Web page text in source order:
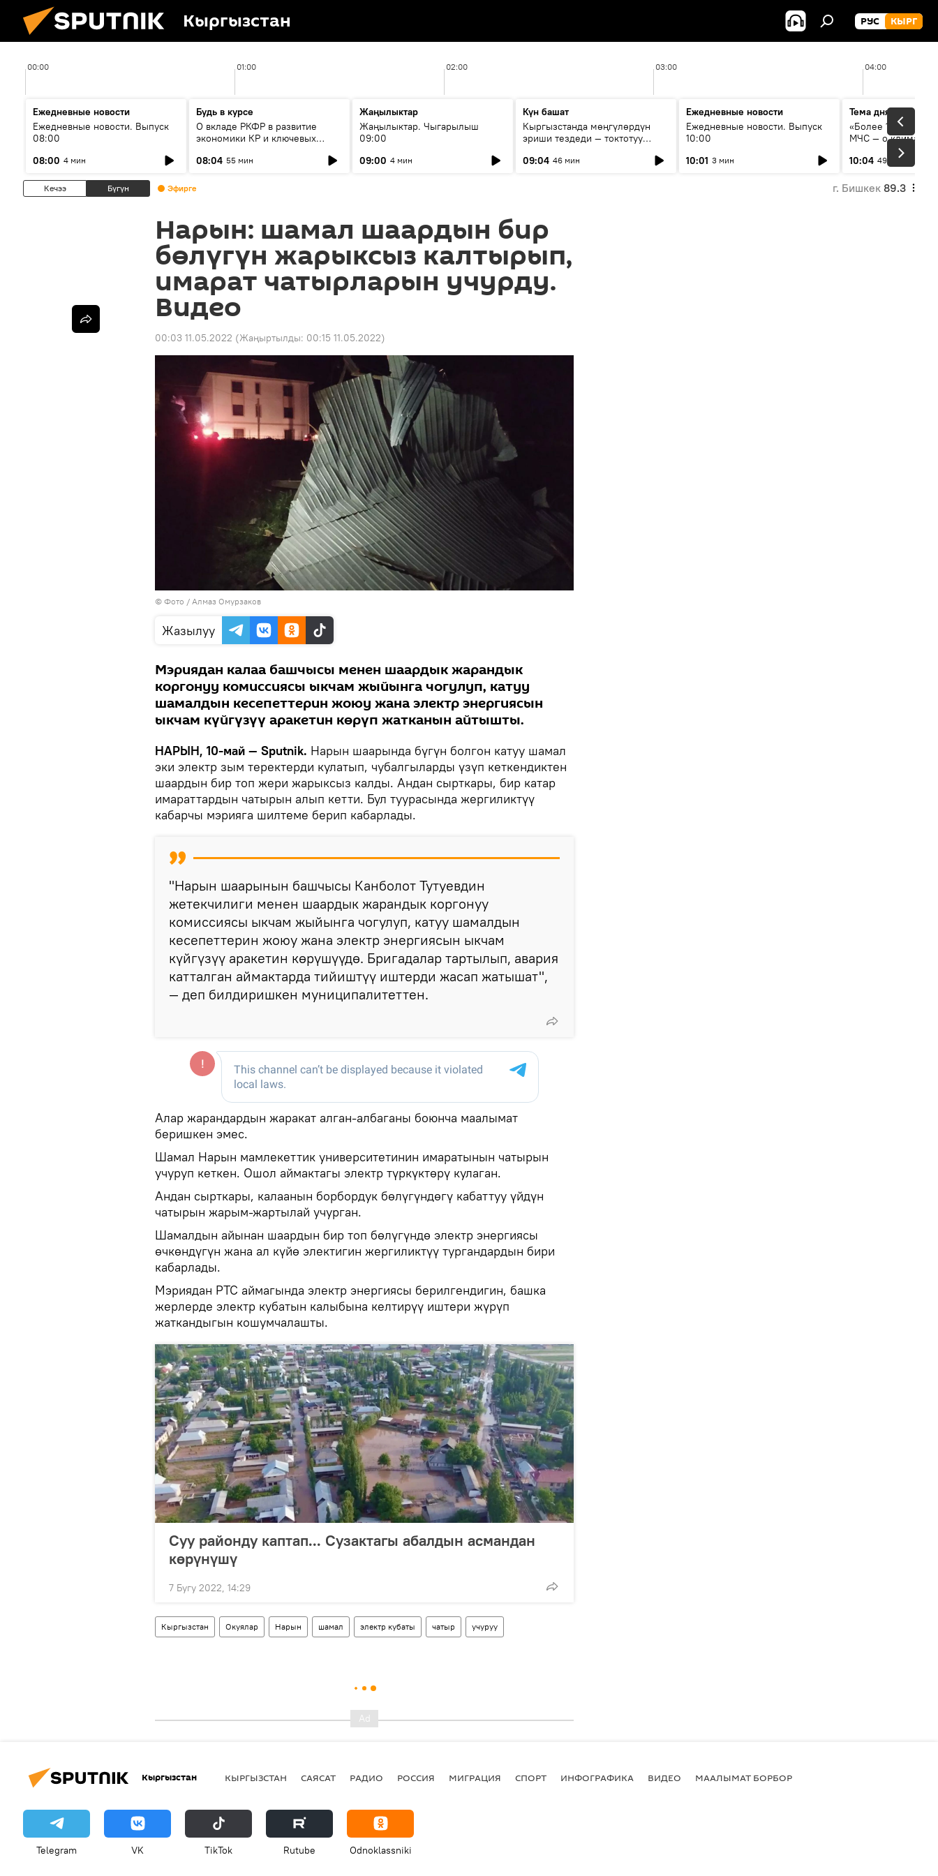
Кыргызстан РУС КЫРГ
00:00 01:00 02:00 03:00 04:00
Ежедневные новости
Ежедневные новости. Выпуск
08:00
08:00 4 мин
Будь в курсе
О вкладе РКФР в развитие
экономики КР и ключевых
08:04 55 мин
Жаңылыктар
Жаңылыктар. Чыгарылыш
09:00
09:00 4 мин
Күн башат
Кыргызстанда мөңгүлөрдүн
эриши тездеди — токтотуу
09:04 46 мин
Ежедневные новости
Ежедневные новости. Выпуск
10:00
10:01 3 мин
Тема дня
«Более 1200 сёл в
МЧС — о климате,
системе
населения
10:04 49 мин
Кечээ Бүгүн Эфирге г. Бишкек 89.3
Нарын: шамал шаардын бир
бөлүгүн жарыксыз калтырып,
имарат чатырларын учурду.
Видео
00:03 11.05.2022 (Жаңыртылды: 00:15 11.05.2022)
© Фото / Алмаз Омурзаков
Жазылуу
Мэриядан калаа башчысы менен шаардык жарандык
коргонуу комиссиясы ыкчам жыйынга чогулуп, катуу
шамалдын кесепеттерин жоюу жана электр энергиясын
ыкчам күйгүзүү аракетин көрүп жатканын айтышты.
НАРЫН, 10-май — Sputnik. Нарын шаарында бүгүн болгон катуу шамал
эки электр зым теректерди кулатып, чубалгыларды үзүп кеткендиктен
шаардын бир топ жери жарыксыз калды. Андан сырткары, бир катар
имараттардын чатырын алып кетти. Бул туурасында жергиликтүү
кабарчы мэрияга шилтеме берип кабарлады.
"Нарын шаарынын башчысы Канболот Тутуевдин
жетекчилиги менен шаардык жарандык коргонуу
комиссиясы ыкчам жыйынга чогулуп, катуу шамалдын
кесепеттерин жоюу жана электр энергиясын ыкчам
күйгүзүү аракетин көрүшүүдө. Бригадалар тартылып, авария
катталган аймактарда тийиштүү иштерди жасап жатышат",
— деп билдиришкен муниципалитеттен.
Алар жарандардын жаракат алган-албаганы боюнча маалымат
беришкен эмес.
Шамал Нарын мамлекеттик университетинин имаратынын чатырын
учуруп кеткен. Ошол аймактагы электр түркүктөрү кулаган.
Андан сырткары, калаанын борбордук бөлүгүндөгү кабаттуу үйдүн
чатырын жарым-жартылай учурган.
Шамалдын айынан шаардын бир топ бөлүгүндө электр энергиясы
өчкөндүгүн жана ал күйө электигин жергиликтүү тургандардын бири
кабарлады.
Мэриядан РТС аймагында электр энергиясы берилгендигин, башка
жерлерде электр кубатын калыбына келтирүү иштери жүрүп
жаткандыгын кошумчалашты.
Суу районду каптап... Сузактагы абалдын асмандан
көрүнүшү
7 Бугу 2022, 14:29
Кыргызстан Окуялар Нарын шамал электр кубаты чатыр учуруу
Кыргызстан КЫРГЫЗСТАН САЯСАТ РАДИО РОССИЯ МИГРАЦИЯ СПОРТ ИНФОГРАФИКА ВИДЕО МААЛЫМАТ БОРБОР
Telegram VK ТikТоk Rutube Odnoklassniki